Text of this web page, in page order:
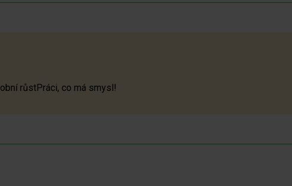
růstPráci, co má smysl!